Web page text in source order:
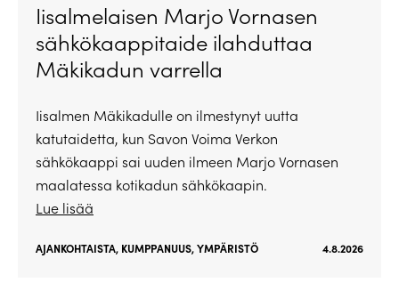
Iisalmelaisen Marjo Vornasen
sähkökaappitaide ilahduttaa
Mäkikadun varrella
Iisalmen Mäkikadulle on ilmestynyt uutta
katutaidetta, kun Savon Voima Verkon
sähkökaappi sai uuden ilmeen Marjo Vornasen
maalatessa kotikadun sähkökaapin.
Lue lisää
AJANKOHTAISTA, KUMPPANUUS,YMPÄRISTÖ 4.8.2026